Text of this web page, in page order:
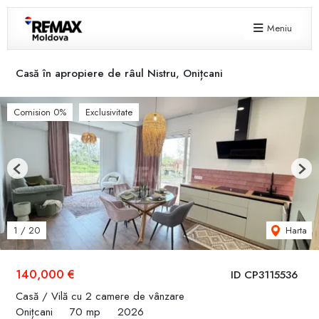
Meniu
Casă în apropiere de râul Nistru, Onițcani
ID CP3115536
140,000 €
Casă / Vilă cu 2 camere de vânzare
Onițcani
70 mp 2026
Comision 0% Exclusivitate
1 / 20 Harta
Previous Next